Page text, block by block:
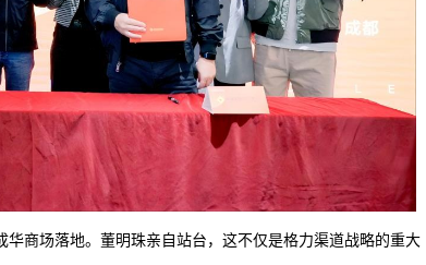
商场落地。董明珠亲自站台，这不仅是格力渠道战略的重大